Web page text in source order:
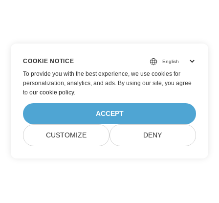
COOKIE NOTICE
To provide you with the best experience, we use cookies for
personalization, analytics, and ads. By using our site, you agree
toour cookie policy.
ACCEPT
CUSTOMIZE DENY